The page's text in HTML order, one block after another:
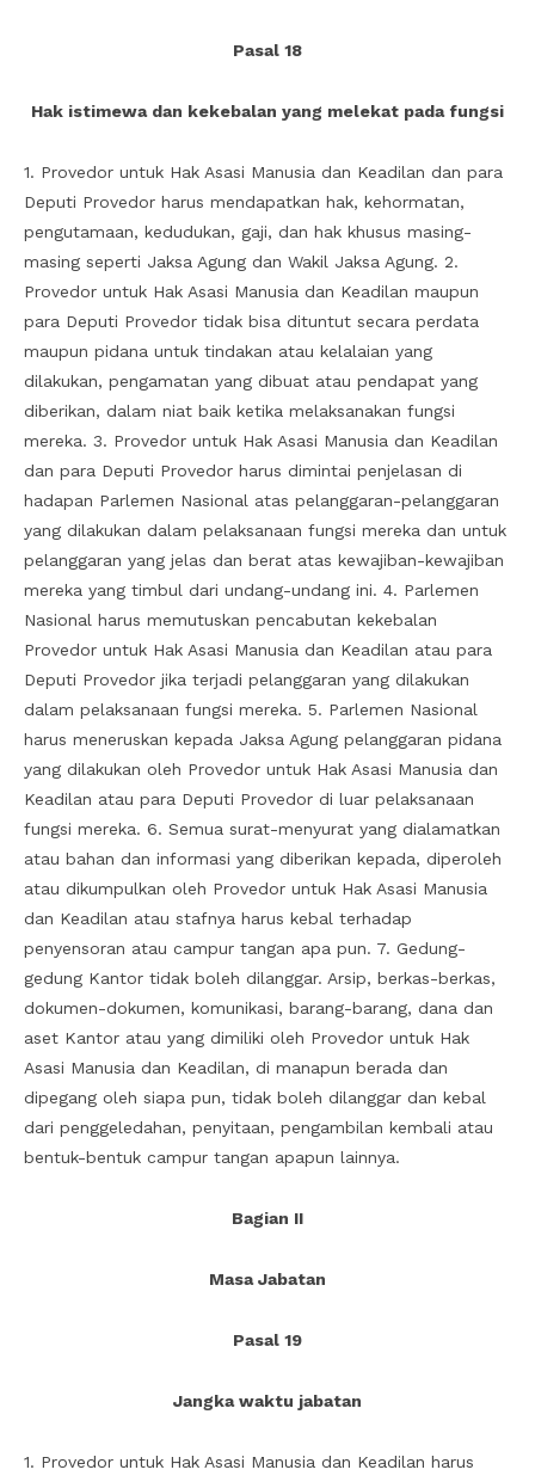
Pasal 18
Hak istimewa dan kekebalan yang melekat pada fungsi
1. Provedor untuk Hak Asasi Manusia dan Keadilan dan para
Deputi Provedor harus mendapatkan hak, kehormatan,
pengutamaan, kedudukan, gaji, dan hak khusus masing-
masing seperti Jaksa Agung dan Wakil Jaksa Agung. 2.
Provedor untuk Hak Asasi Manusia dan Keadilan maupun
para Deputi Provedor tidak bisa dituntut secara perdata
maupun pidana untuk tindakan atau kelalaian yang
dilakukan, pengamatan yang dibuat atau pendapat yang
diberikan, dalam niat baik ketika melaksanakan fungsi
mereka. 3. Provedor untuk Hak Asasi Manusia dan Keadilan
dan para Deputi Provedor harus dimintai penjelasan di
hadapan Parlemen Nasional atas pelanggaran-pelanggaran
yang dilakukan dalam pelaksanaan fungsi mereka dan untuk
pelanggaran yang jelas dan berat atas kewajiban-kewajiban
mereka yang timbul dari undang-undang ini. 4. Parlemen
Nasional harus memutuskan pencabutan kekebalan
Provedor untuk Hak Asasi Manusia dan Keadilan atau para
Deputi Provedor jika terjadi pelanggaran yang dilakukan
dalam pelaksanaan fungsi mereka. 5. Parlemen Nasional
harus meneruskan kepada Jaksa Agung pelanggaran pidana
yang dilakukan oleh Provedor untuk Hak Asasi Manusia dan
Keadilan atau para Deputi Provedor di luar pelaksanaan
fungsi mereka. 6. Semua surat-menyurat yang dialamatkan
atau bahan dan informasi yang diberikan kepada, diperoleh
atau dikumpulkan oleh Provedor untuk Hak Asasi Manusia
dan Keadilan atau stafnya harus kebal terhadap
penyensoran atau campur tangan apa pun. 7. Gedung-
gedung Kantor tidak boleh dilanggar. Arsip, berkas-berkas,
dokumen-dokumen, komunikasi, barang-barang, dana dan
aset Kantor atau yang dimiliki oleh Provedor untuk Hak
Asasi Manusia dan Keadilan, di manapun berada dan
dipegang oleh siapa pun, tidak boleh dilanggar dan kebal
dari penggeledahan, penyitaan, pengambilan kembali atau
bentuk-bentuk campur tangan apapun lainnya.
Bagian II
Masa Jabatan
Pasal 19
Jangka waktu jabatan
1. Provedor untuk Hak Asasi Manusia dan Keadilan harus